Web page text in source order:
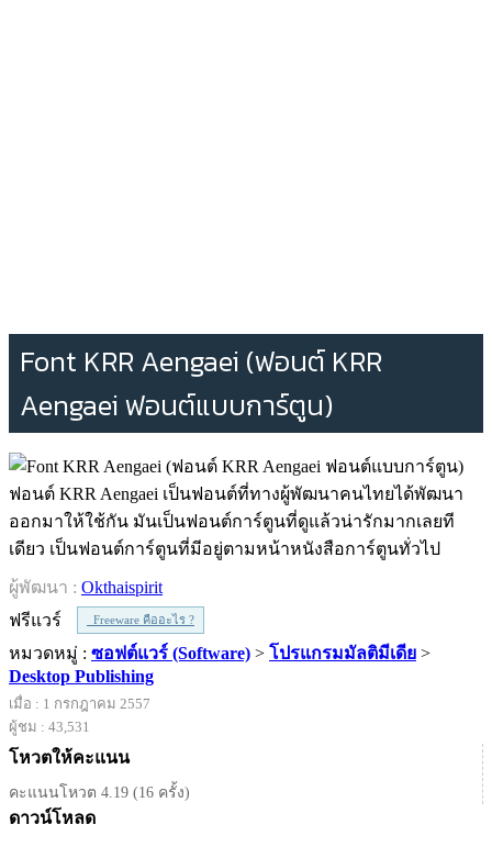
Font KRR Aengaei (ฟอนต์ KRR
Aengaei ฟอนต์แบบการ์ตูน)
ฟอนต์ KRR Aengaei เป็นฟอนต์ที่ทางผู้พัฒนาคนไทยได้พัฒนา
ออกมาให้ใช้กัน มันเป็นฟอนต์การ์ตูนที่ดูแล้วน่ารักมากเลยที
เดียว เป็นฟอนต์การ์ตูนที่มีอยู่ตามหน้าหนังสือการ์ตูนทั่วไป
ผู้พัฒนา : Okthaispirit
ฟรีแวร์
Freeware คืออะไร ?
หมวดหมู่ : ซอฟต์แวร์ (Software) > โปรแกรมมัลติมีเดีย >
Desktop Publishing
เมื่อ : 1 กรกฎาคม 2557
ผู้ชม : 43,531
โหวตให้คะแนน
คะแนนโหวต 4.19 (16 ครั้ง)
ดาวน์โหลด